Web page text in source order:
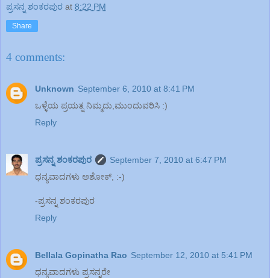
ಪ್ರಸನ್ನ ಶಂಕರಪುರ at 8:22 PM
Share
4 comments:
Unknown September 6, 2010 at 8:41 PM
ಒಳ್ಳೆಯ ಪ್ರಯತ್ನ ನಿಮ್ಮದು,ಮುಂದುವರಿಸಿ :)
Reply
ಪ್ರಸನ್ನ ಶಂಕರಪುರ
September 7, 2010 at 6:47 PM
ಧನ್ಯವಾದಗಳು ಅಶೋಕ್, :-)
-ಪ್ರಸನ್ನ ಶಂಕರಪುರ
Reply
Bellala Gopinatha Rao September 12, 2010 at 5:41 PM
ಧನ್ಯವಾದಗಳು ಪ್ರಸನ್ನರೇ